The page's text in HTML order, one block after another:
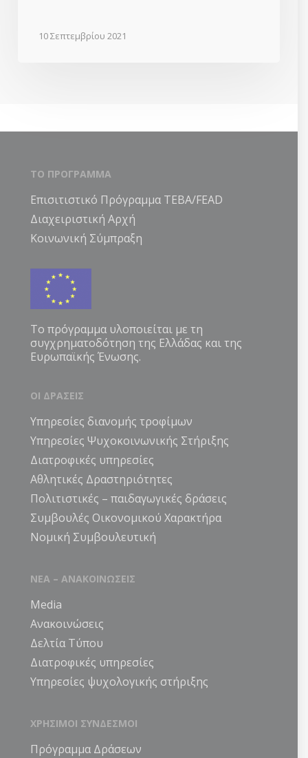
10 Σεπτεμβρίου 2021
ΤΟ ΠΡΟΓΡΑΜΜΑ
Επισιτιστικό Πρόγραμμα ΤΕΒΑ/FEAD
Διαχειριστική Αρχή
Κοινωνική Σύμπραξη
Το πρόγραμμα υλοποιείται με τη
συγχρηματοδότηση της Ελλάδας και της
Ευρωπαϊκής Ένωσης.
ΟΙ ΔΡΑΣΕΙΣ
Υπηρεσίες διανομής τροφίμων
Υπηρεσίες Ψυχοκοινωνικής Στήριξης
Διατροφικές υπηρεσίες
Αθλητικές Δραστηριότητες
Πολιτιστικές – παιδαγωγικές δράσεις
Συμβουλές Οικονομικού Χαρακτήρα
Νομική Συμβουλευτική
ΝΕΑ – ΑΝΑΚΟΙΝΩΣΕΙΣ
Media
Ανακοινώσεις
Δελτία Τύπου
Διατροφικές υπηρεσίες
Υπηρεσίες ψυχολογικής στήριξης
ΧΡΗΣΙΜΟΙ ΣΥΝΔΕΣΜΟΙ
Πρόγραμμα Δράσεων